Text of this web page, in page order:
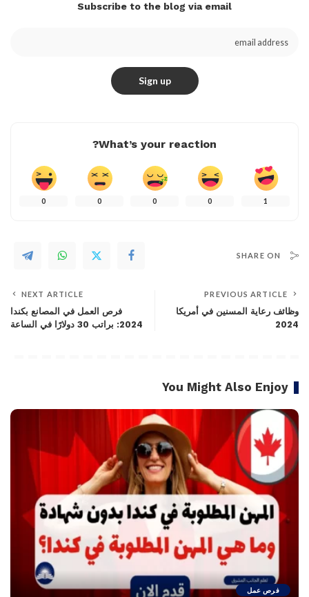
Subscribe to the blog via email
What’s your reaction?
1
0
0
0
0
SHARE ON
PREVIOUS ARTICLE
وظائف رعاية المسنين في أمريكا
2024
NEXT ARTICLE
فرص العمل في المصانع بكندا
2024: براتب 30 دولارًا في الساعة
You Might Also Enjoy
فرص عمل